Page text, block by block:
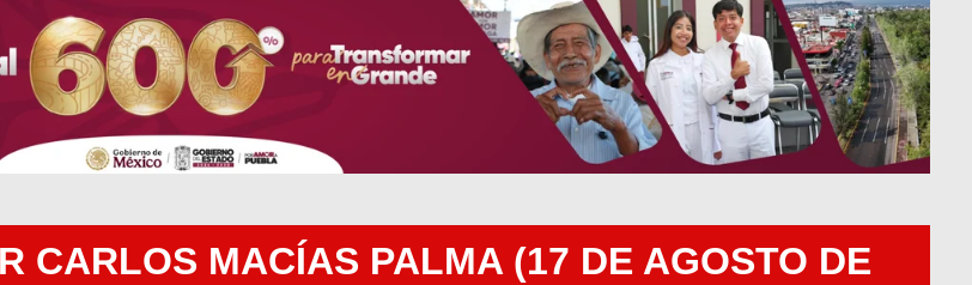
CARLOS MACÍAS PALMA (17 DE AGOSTO DE